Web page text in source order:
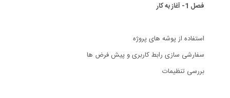
فصل 1- آغاز به کار
استفاده از پوشه های پروژه
سفارشی سازی رابط کاربری و پیش فرض ها
بررسی تنظیمات